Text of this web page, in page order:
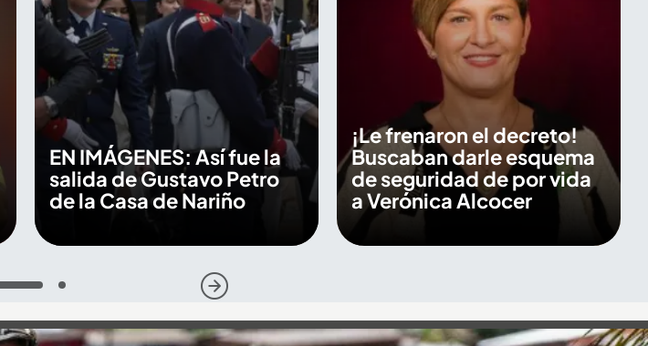
EN IMÁGENES: Así fue la
salida de Gustavo Petro
de la Casa de Nariño
¡Le frenaron el decreto!
Buscaban darle esquema
de seguridad de por vida
a Verónica Alcocer
2